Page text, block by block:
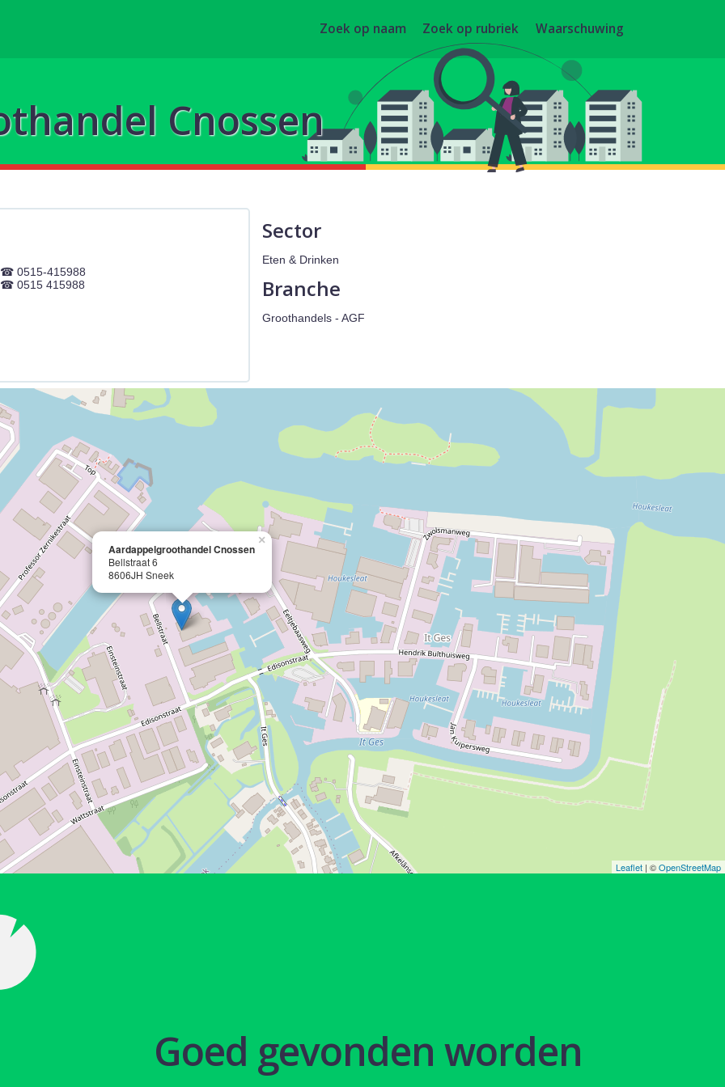
Zoek op naam Zoek op rubriek Waarschuwing
Cnossen
0515-415988
0515 415988
Sector
Eten & Drinken
Branche
Groothandels - AGF
Aardappelgroothandel Cnossen
Bellstraat 6
8606JH Sneek
×
Leaflet | ©OpenStreetMap
Goed gevonden worden